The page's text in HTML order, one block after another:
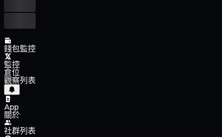
錢包監控
監控
倉位
觀察列表
App
關於
社群列表